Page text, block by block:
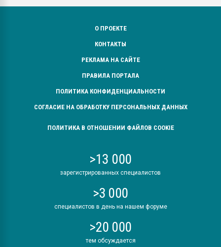
О ПРОЕКТЕ
КОНТАКТЫ
РЕКЛАМА НА САЙТЕ
ПРАВИЛА ПОРТАЛА
ПОЛИТИКА КОНФИДЕНЦИАЛЬНОСТИ
СОГЛАСИЕ НА ОБРАБОТКУ ПЕРСОНАЛЬНЫХ ДАННЫХ
ПОЛИТИКА В ОТНОШЕНИИ ФАЙЛОВ COOKIE
>13 000
зарегистрированных специалистов
>3 000
специалистов в день на нашем форуме
>20 000
тем обсуждается